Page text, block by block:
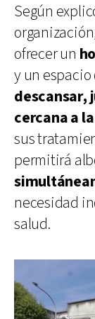
Según
ofrecer un
y un
descansar,
cercana a
sus
permitirá
necesidad
salud.